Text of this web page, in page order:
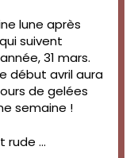
lune après
suivent
31 mars.
début avril aura
de gelées
semaine !
rude …